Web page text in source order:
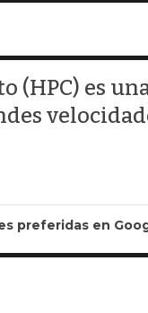
(HPC) es
preferidas en